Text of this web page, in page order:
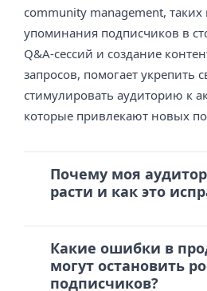
community management,
упоминания подписчиков в
Q&A-сессий и создание
запросов, помогает укрепить
стимулировать аудиторию к
которые привлекают новых
Почему моя
расти и как это
Какие ошибки в
могут остановить
подписчиков?